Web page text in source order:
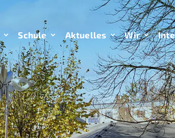
Schule Aktuelles Wir